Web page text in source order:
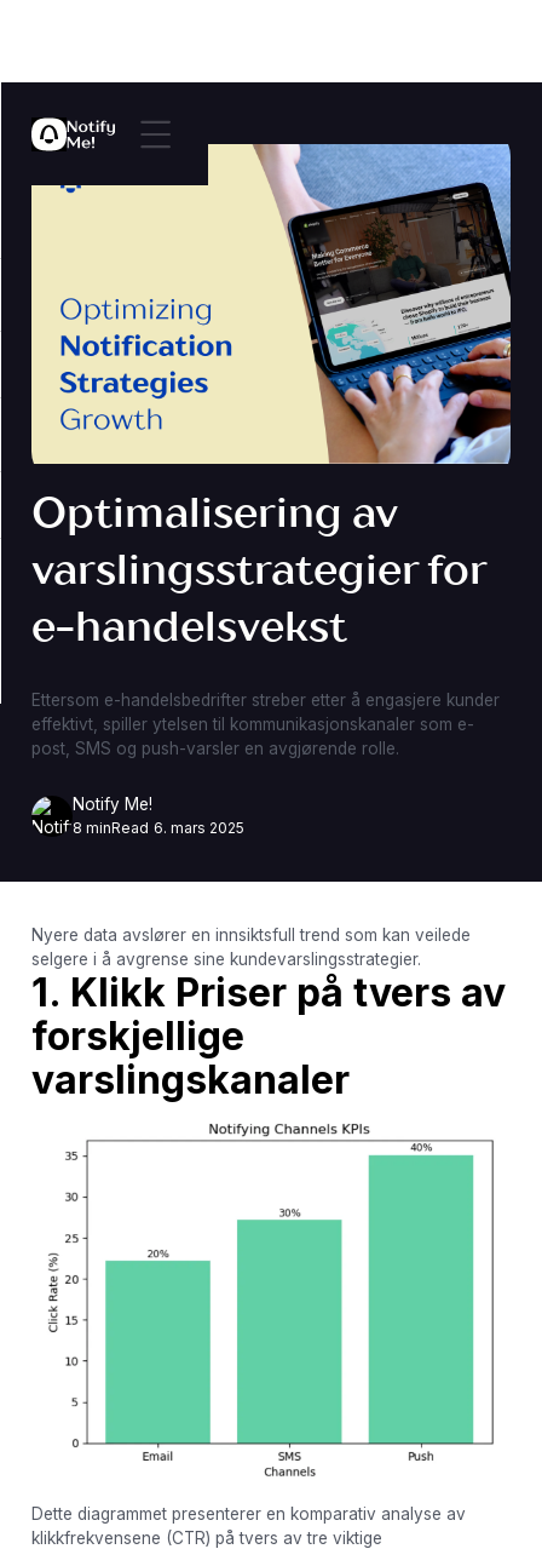
Optimalisering av
varslingsstrategier for
e-handelsvekst
Ettersom e-handelsbedrifter streber etter å engasjere kunder
effektivt, spiller ytelsen til kommunikasjonskanaler som e-
post, SMS og push-varsler en avgjørende rolle.
Notify Me!
8 minRead 6. mars 2025
Nyere data avslører en innsiktsfull trend som kan veilede
selgere i å avgrense sine kundevarslingsstrategier.
1. Klikk Priser på tvers av
forskjellige
varslingskanaler
Dette diagrammet presenterer en komparativ analyse av
klikkfrekvensene (CTR) på tvers av tre viktige